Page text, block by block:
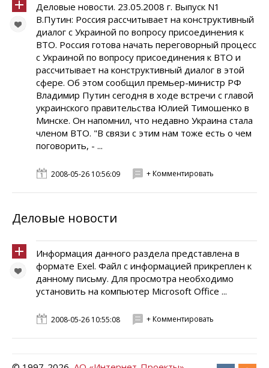
Деловые новости. 23.05.2008 г. Выпуск N1
В.Путин: Россия рассчитывает на конструктивный
диалог с Украиной по вопросу присоединения к
ВТО. Россия готова начать переговорный процесс
с Украиной по вопросу присоединения к ВТО и
рассчитывает на конструктивный диалог в этой
сфере. Об этом сообщил премьер-министр РФ
Владимир Путин сегодня в ходе встречи с главой
украинского правительства Юлией Тимошенко в
Минске. Он напомнил, что недавно Украина стала
членом ВТО. "В связи с этим нам тоже есть о чем
поговорить, - ...
2008-05-26 10:56:09 + Комментировать
Деловые новости
Информация данного раздела представлена в
формате Exel. Файл с информацией прикреплен к
данному письму. Для просмотра необходимо
установить на компьютер Microsoft Office ...
2008-05-26 10:55:08 + Комментировать